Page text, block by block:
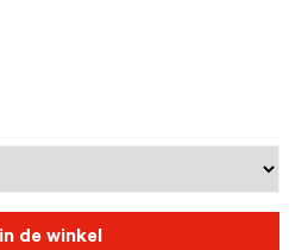
de winkel